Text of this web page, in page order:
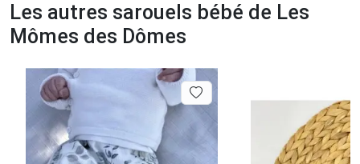
Les autres sarouels bébé de Les
Mômes des Dômes